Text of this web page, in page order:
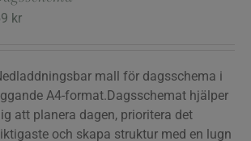
kr
mall för dagsschema i
A4-format.Dagsschemat hjälper
att planera dagen, prioritera det
och skapa struktur med en lugn